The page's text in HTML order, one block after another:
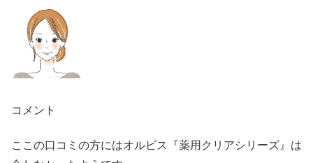
コメント
ここの口コミの方にはオルビス『薬用クリアシリーズ』は